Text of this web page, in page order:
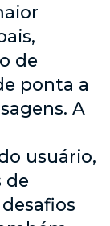
de
ponta a
A
usuário,
de